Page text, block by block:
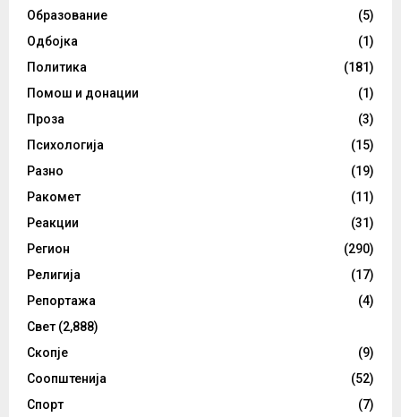
Образование
(5)
Одбојка
(1)
Политика
(181)
Помош и донации
(1)
Проза
(3)
Психологија
(15)
Разно
(19)
Ракомет
(11)
Реакции
(31)
Регион
(290)
Религија
(17)
Репортажа
(4)
Свет (2,888)
Скопје
(9)
Соопштенија
(52)
Спорт
(7)